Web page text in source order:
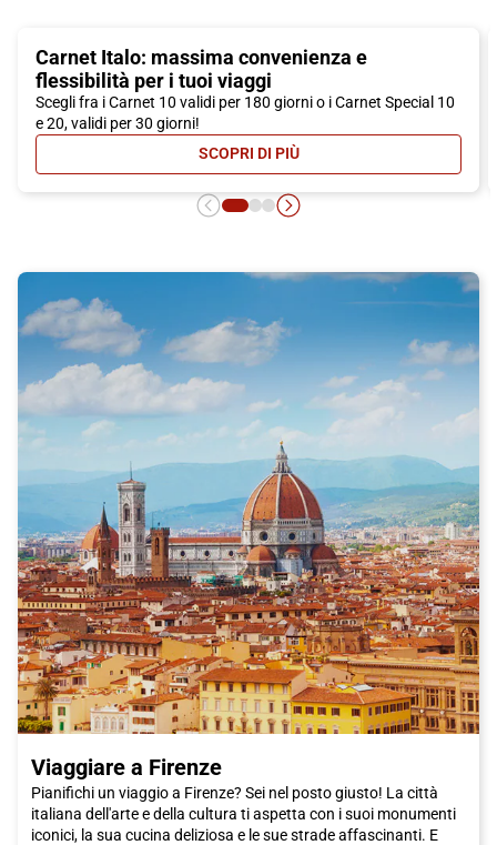
Carnet Italo: massima convenienza e
flessibilità per i tuoi viaggi
Scegli fra i Carnet 10 validi per 180 giorni o i Carnet Special 10
e 20, validi per 30 giorni!
SCOPRI DI PIÙ- CARNET ITALO: MASSIMA
Viaggiare a Firenze
Pianifichi un viaggio a Firenze? Sei nel posto giusto! La città
italiana dell'arte e della cultura ti aspetta con i suoi monumenti
iconici, la sua cucina deliziosa e le sue strade affascinanti. E